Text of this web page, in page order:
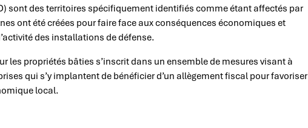
sont des territoires spécifiquement identifiés comme étant affectés par
ont été créées pour faire face aux conséquences économiques et
des installations de défense.
les propriétés bâties s’inscrit dans un ensemble de mesures visant à
qui s’y implantent de bénéficier d’un allègement fiscal pour favoriser
local.